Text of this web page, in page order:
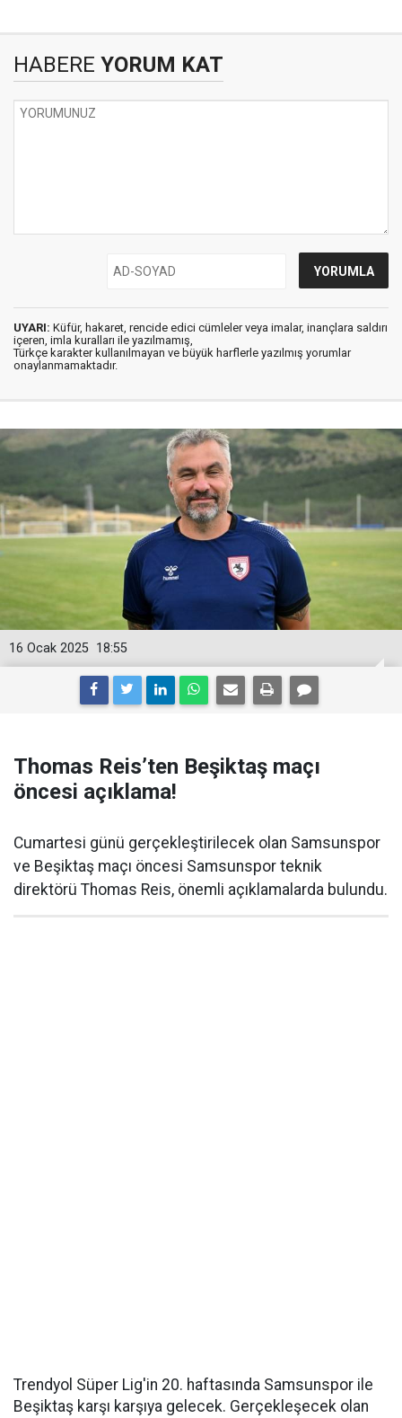
HABERE YORUM KAT
UYARI: Küfür, hakaret, rencide edici cümleler veya imalar, inançlara saldırı
içeren, imla kuralları ile yazılmamış,
Türkçe karakter kullanılmayan ve büyük harflerle yazılmış yorumlar
onaylanmamaktadır.
18:55
16 Ocak 2025
Thomas Reis’ten Beşiktaş maçı
öncesi açıklama!
Cumartesi günü gerçekleştirilecek olan Samsunspor
ve Beşiktaş maçı öncesi Samsunspor teknik
direktörü Thomas Reis, önemli açıklamalarda bulundu.
Trendyol Süper Lig'in 20. haftasında Samsunspor ile
Beşiktaş karşı karşıya gelecek. Gerçekleşecek olan